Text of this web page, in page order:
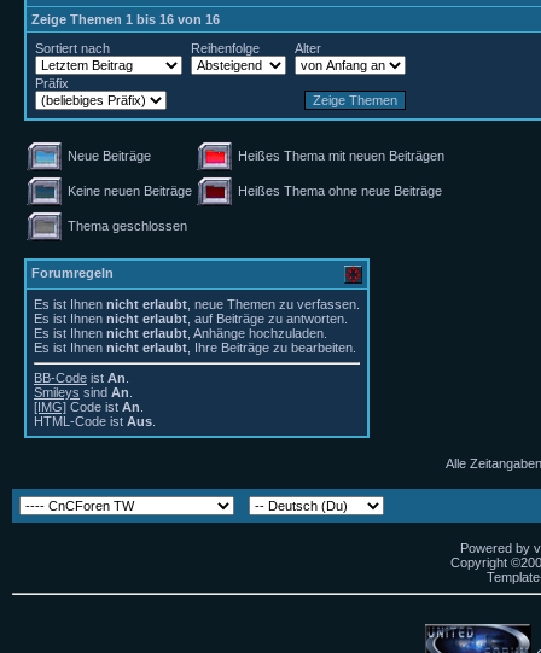
Zeige Themen 1 bis 16 von 16
Sortiert nach
Reihenfolge Alter
Präfix
Neue Beiträge Heißes Thema mit neuen Beiträgen
Keine neuen Beiträge Heißes Thema ohne neue Beiträge
Thema geschlossen
Forumregeln
Es ist Ihnen nicht erlaubt , neue Themen zu verfassen.
Es ist Ihnen nicht erlaubt , auf Beiträge zu antworten.
Es ist Ihnen nicht erlaubt , Anhänge hochzuladen.
Es ist Ihnen nicht erlaubt , Ihre Beiträge zu bearbeiten.
BB-Code ist An
Smileys sind An
[IMG] Code ist An
HTML-Code ist Aus
Alle
Powered by
Copyright